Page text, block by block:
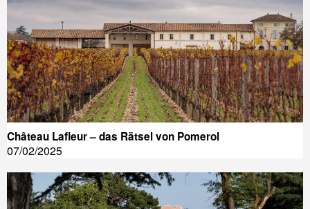
Château Lafleur – das Rätsel von Pomerol
07/02/2025